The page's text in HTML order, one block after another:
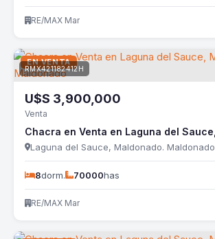
RE/MAX Mar
EN VENTA
RMX421182412H
U$S 3,900,000
Venta
Laguna del Sauce, Maldonado. Maldonado
8dorm. 70000has
RE/MAX Mar